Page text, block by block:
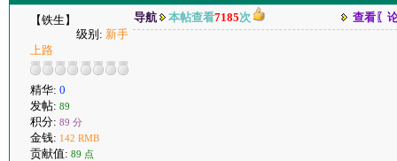
【铁生】
级别: 新手
上路
精华: 0
发帖: 89
积分: 89 分
金钱: 142 RMB
贡献值: 89 点
导航 本帖查看7185次 查看〖